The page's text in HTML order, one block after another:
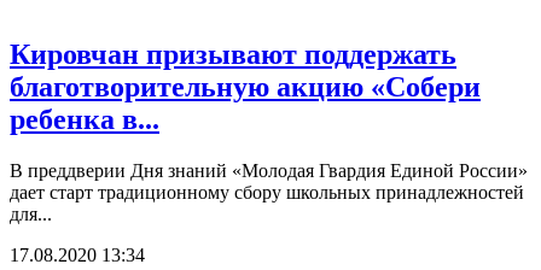
Кировчан призывают поддержать
благотворительную акцию «Собери
ребенка в...
В преддверии Дня знаний «Молодая Гвардия Единой России»
дает старт традиционному сбору школьных принадлежностей
для...
17.08.2020 13:34